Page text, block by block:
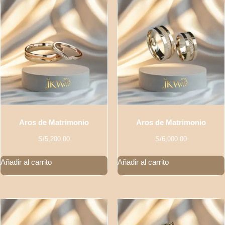
Aros de Matrimonio
S/5,200.00
Añadir al carrito
Aros de Matrimonio
S/6,000.00
Añadir al carrito